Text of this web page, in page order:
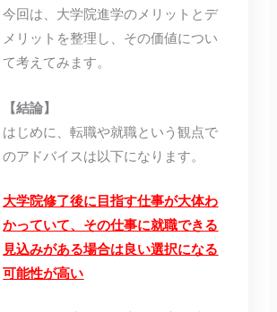
今回は、大学院進学のメリットとデ
メリットを整理し、その価値につい
て考えてみます。
【結論】
はじめに、転職や就職という観点で
のアドバイスは以下になります。
大学院修了後に目指す仕事が大体わ
かっていて、その仕事に就職できる
見込みがある場合は良い選択になる
可能性が高い